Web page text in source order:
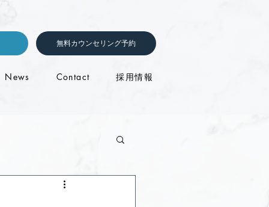
無料カウンセリング予約
News Contact 採用情報